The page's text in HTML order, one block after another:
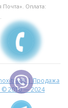
Почта». Оплата:
trade | Продажа
© 2010 — 2024